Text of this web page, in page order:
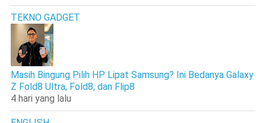
TEKNO GADGET
Masih Bingung Pilih HP Lipat Samsung? Ini Bedanya Galaxy
Z Fold8 Ultra, Fold8, dan Flip8
4 hari yang lalu